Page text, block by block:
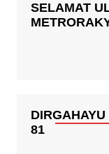
SELAMAT
81